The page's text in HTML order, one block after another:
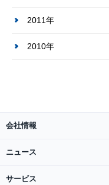
2011年
2010年
会社情報
ニュース
サービス